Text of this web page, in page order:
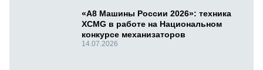
«А8 Машины России 2026»: техника
XCMG в работе на Национальном
конкурсе механизаторов
14.07.2026